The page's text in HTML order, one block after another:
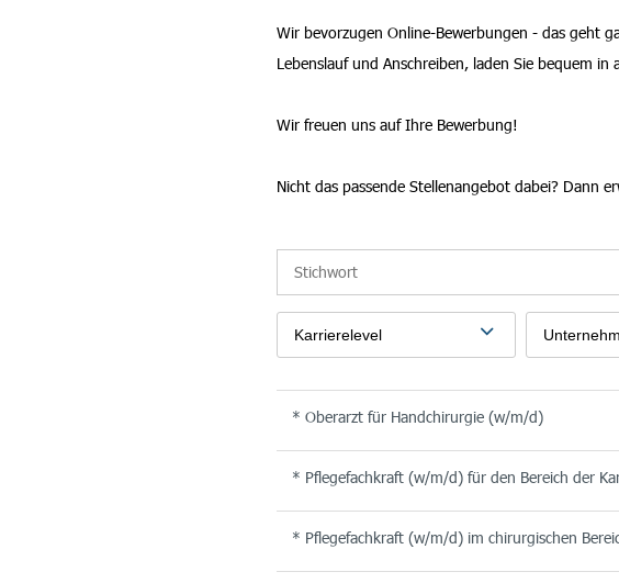
Wir bevorzugen Online-Bewerbungen - das geht
Lebenslauf und Anschreiben, laden Sie bequem
Wir freuen uns auf Ihre Bewerbung!
Nicht das passende Stellenangebot dabei? Dann
Karrierelevel
* Oberarzt für Handchirurgie (w/m/d)
* Pflegefachkraft (w/m/d) für den Bereich der
* Pflegefachkraft (w/m/d) im chirurgischen